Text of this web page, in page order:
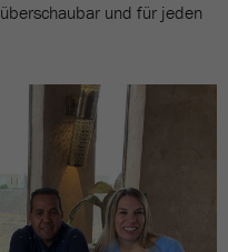
und für jeden